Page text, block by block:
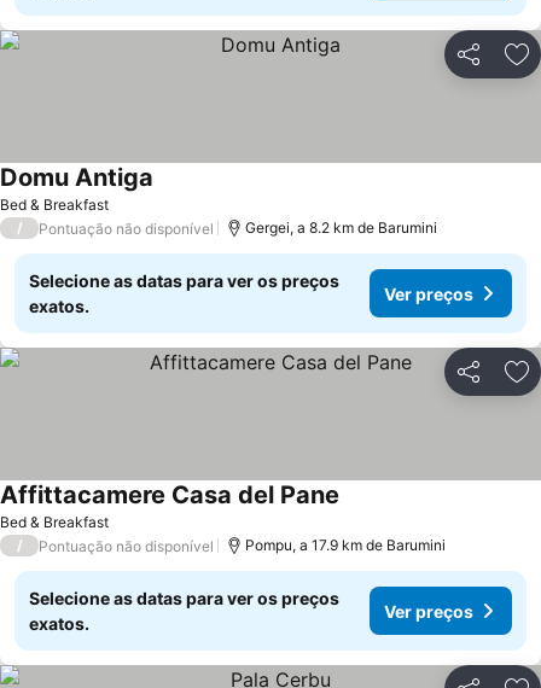
Partilhar
Bed & Breakfast
Domu Antiga
/ Pontuação não disponível Gergei, a 8.2 km de Barumini
Selecione as datas para ver os preços
exatos.
Ver preços
Partilhar
Bed & Breakfast
Affittacamere Casa del Pane
/ Pontuação não disponível Pompu, a 17.9 km de Barumini
Selecione as datas para ver os preços
exatos.
Ver preços